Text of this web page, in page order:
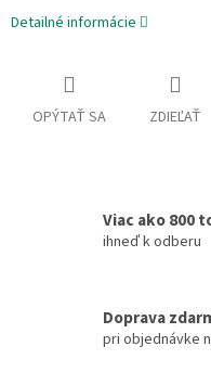
Detailné informácie
OPÝTAŤ SA ZDIEĽAŤ
Viac ako 800
ihneď k odberu
Doprava
pri objednávke